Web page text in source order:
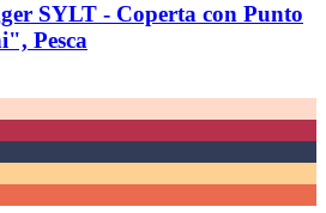
SYLT -​ Coperta con Punto
Pesca